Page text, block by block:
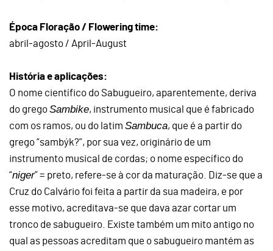
Época Floração / Flowering time:
abril-agosto / April-August
História e aplicações:
O nome científico do Sabugueiro, aparentemente, deriva
do gregoSambike, instrumento musical que é fabricado
com os ramos, ou do latim Sambuca, que é a partir do
grego “sambýk?”, por sua vez, originário de um
instrumento musical de cordas; o nome específico do
“niger” = preto, refere-se à cor da maturação. Diz-se que a
Cruz do Calvário foi feita a partir da sua madeira, e por
esse motivo, acreditava-se que dava azar cortar um
tronco de sabugueiro. Existe também um mito antigo no
qual as pessoas acreditam que o sabugueiro mantém as